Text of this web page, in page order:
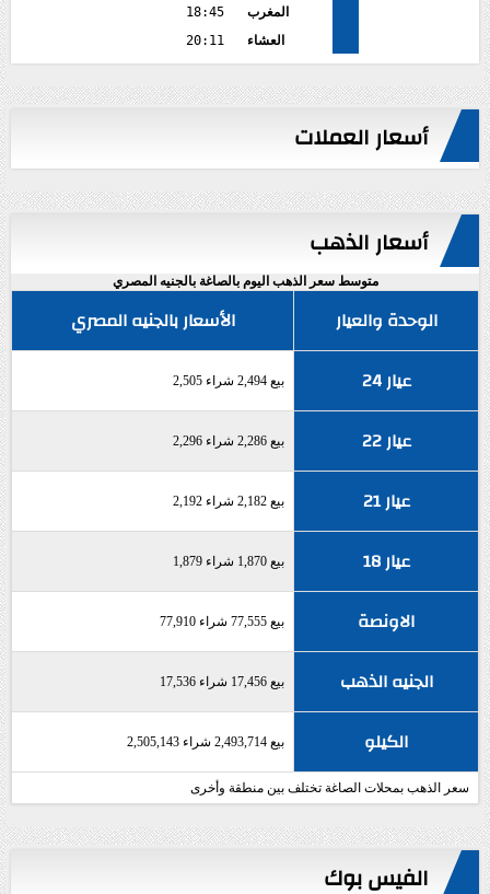
المغرب
18:45
العشاء
20:11
أسعار العملات
أسعار الذهب
متوسط سعر الذهب اليوم بالصاغة بالجنيه المصري
الوحدة والعيار
الأسعار بالجنيه المصري
عيار 24
بيع 2,494 شراء 2,505
عيار 22 بيع 2,286 شراء 2,296
عيار 21 بيع 2,182 شراء 2,192
عيار 18 بيع 1,870 شراء 1,879
الاونصة بيع 77,555 شراء 77,910
الجنيه الذهب بيع 17,456 شراء 17,536
الكيلو بيع 2,493,714 شراء 2,505,143
سعر الذهب بمحلات الصاغة تختلف بين منطقة وأخرى
الفيس بوك